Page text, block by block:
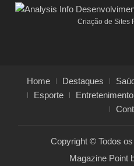
Criação de Sites
Home Destaques
Esporte
Entretenimento
Copyright © Todos
Magazine Point